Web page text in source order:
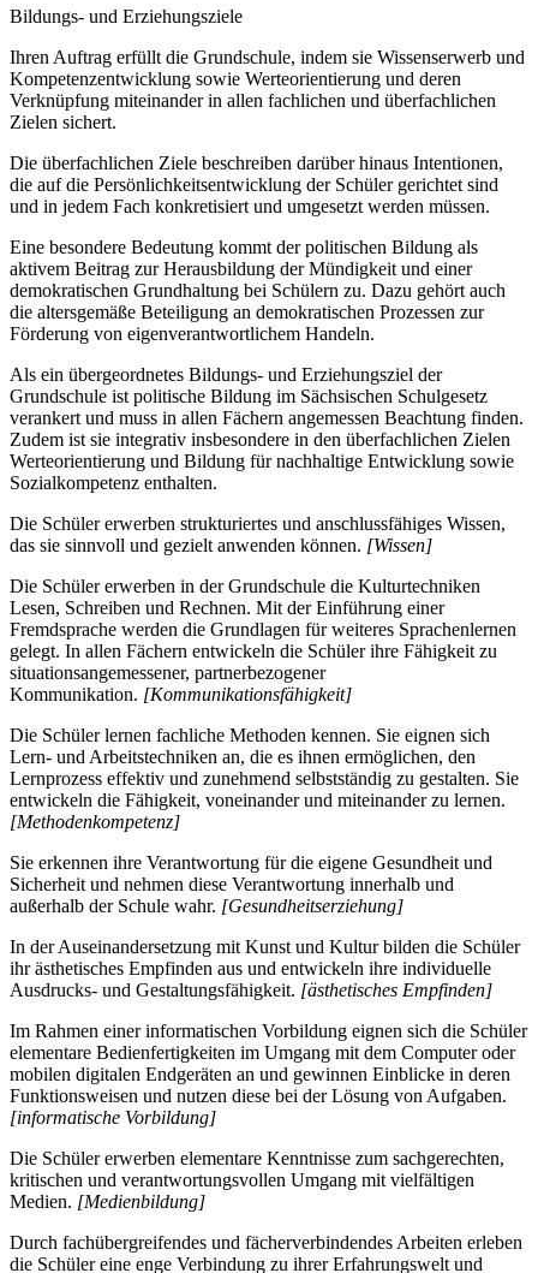
Bildungs- und Erziehungsziele
Ihren Auftrag erfüllt die Grundschule, indem sie Wissenserwerb und
Kompetenzentwicklung sowie Werteorientierung und deren
Verknüpfung miteinander in allen fachlichen und überfachlichen
Zielen sichert.
Die überfachlichen Ziele beschreiben darüber hinaus Intentionen,
die auf die Persönlichkeitsentwicklung der Schüler gerichtet sind
und in jedem Fach konkretisiert und umgesetzt werden müssen.
Eine besondere Bedeutung kommt der politischen Bildung als
aktivem Beitrag zur Herausbildung der Mündigkeit und einer
demokratischen Grundhaltung bei Schülern zu. Dazu gehört auch
die altersgemäße Beteiligung an demokratischen Prozessen zur
Förderung von eigenverantwortlichem Handeln.
Als ein übergeordnetes Bildungs- und Erziehungsziel der
Grundschule ist politische Bildung im Sächsischen Schulgesetz
verankert und muss in allen Fächern angemessen Beachtung finden.
Zudem ist sie integrativ insbesondere in den überfachlichen Zielen
Werteorientierung und Bildung für nachhaltige Entwicklung sowie
Sozialkompetenz enthalten.
Die Schüler erwerben strukturiertes und anschlussfähiges Wissen,
das sie sinnvoll und gezielt anwenden können. [Wissen]
Die Schüler erwerben in der Grundschule die Kulturtechniken
Lesen, Schreiben und Rechnen. Mit der Einführung einer
Fremdsprache werden die Grundlagen für weiteres Sprachenlernen
gelegt. In allen Fächern entwickeln die Schüler ihre Fähigkeit zu
situationsangemessener, partnerbezogener
Kommunikation. [Kommunikationsfähigkeit]
Die Schüler lernen fachliche Methoden kennen. Sie eignen sich
Lern- und Arbeitstechniken an, die es ihnen ermöglichen, den
Lernprozess effektiv und zunehmend selbstständig zu gestalten. Sie
entwickeln die Fähigkeit, voneinander und miteinander zu lernen.
[Methodenkompetenz]
Sie erkennen ihre Verantwortung für die eigene Gesundheit und
Sicherheit und nehmen diese Verantwortung innerhalb und
außerhalb der Schule wahr. [Gesundheitserziehung]
In der Auseinandersetzung mit Kunst und Kultur bilden die Schüler
ihr ästhetisches Empfinden aus und entwickeln ihre individuelle
Ausdrucks- und Gestaltungsfähigkeit. [ästhetisches Empfinden]
Im Rahmen einer informatischen Vorbildung eignen sich die Schüler
elementare Bedienfertigkeiten im Umgang mit dem Computer oder
mobilen digitalen Endgeräten an und gewinnen Einblicke in deren
Funktionsweisen und nutzen diese bei der Lösung von Aufgaben.
[informatische Vorbildung]
Die Schüler erwerben elementare Kenntnisse zum sachgerechten,
kritischen und verantwortungsvollen Umgang mit vielfältigen
Medien. [Medienbildung]
Durch fachübergreifendes und fächerverbindendes Arbeiten erleben
die Schüler eine enge Verbindung zu ihrer Erfahrungswelt und